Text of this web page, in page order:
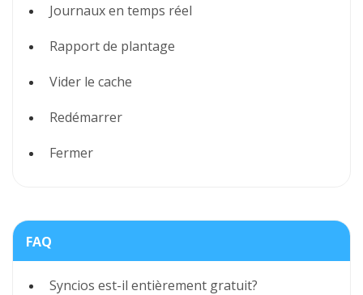
Journaux en temps réel
Rapport de plantage
Vider le cache
Redémarrer
Fermer
FAQ
Syncios est-il entièrement gratuit?